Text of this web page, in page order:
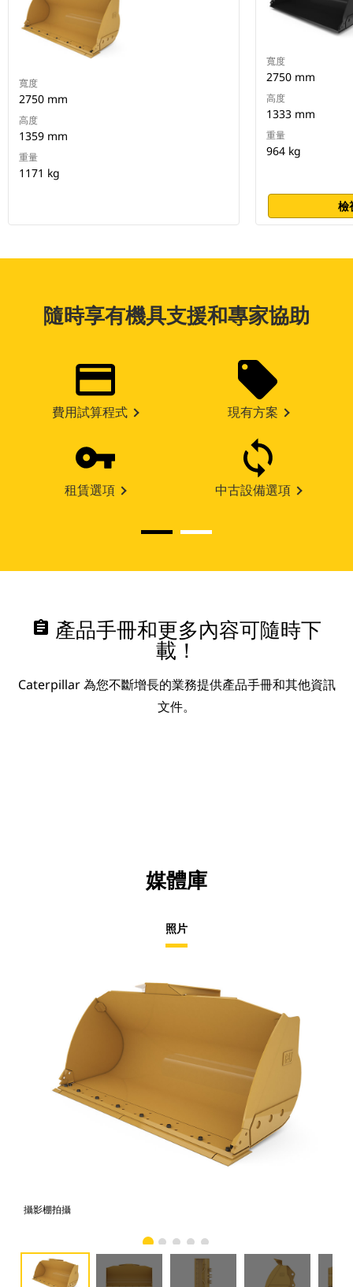
寬度
2750 mm
高度
1359 mm
重量
1171 kg
寬度
2750 mm
高度
1333 mm
重量
964 kg
檢
隨時享有機具支援和專家協助
費用試算程式 現有方案
租賃選項 中古設備選項
assignment 產品手冊和更多內容可隨時下
載！
Caterpillar 為您不斷增長的業務提供產品手冊和其他資訊
文件。
媒體庫
照片
攝影棚拍攝